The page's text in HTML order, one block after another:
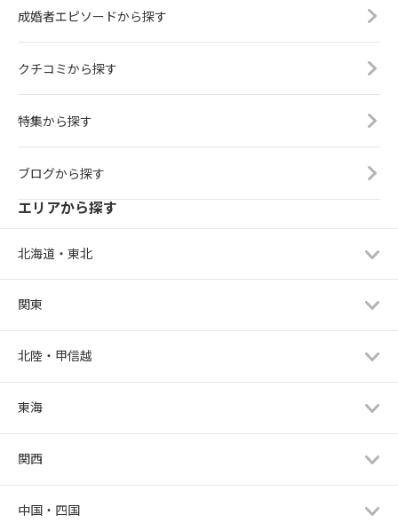
成婚者エピソードから探す
クチコミから探す
特集から探す
ブログから探す
エリアから探す
北海道・東北
関東
北陸・甲信越
東海
関西
中国・四国